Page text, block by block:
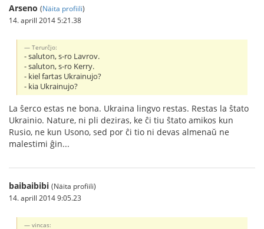
Arseno (Näita profiili)
14. aprill 2014 5:21.38
Terurĉjo:
- saluton, s-ro Lavrov.
- saluton, s-ro Kerry.
- kiel fartas Ukrainujo?
- kia Ukrainujo?
La ŝerco estas ne bona. Ukraina lingvo restas. Restas la ŝtato
Ukrainio. Nature, ni pli deziras, ke ĉi tiu ŝtato amikos kun
Rusio, ne kun Usono, sed por ĉi tio ni devas almenaŭ ne
malestimi ĝin...
baibaibibi (Näita profiili)
14. aprill 2014 9:05.23
vincas: